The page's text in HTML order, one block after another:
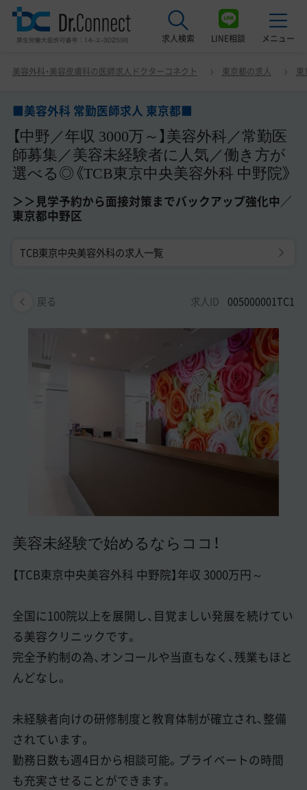
求人検索 LINE相談 メニュー
美容クリニック見学ご希望の方はこちら
サービス紹介
ドクターコネクトの強み
エージェント紹介
美容医療医師の転職お役立ちコンテンツ
美容クリニック見学・研修情報
美容外科・美容皮膚科の医師転職体験談
美容クリニックインタビュー
美容医療の転職お役立ち記事
医師採用ご担当者様・その他問い合わせ
美容外科・美容皮膚科の医師求人ドクターコネクト 東京都の求人 東
■美容外科 常勤医師求人 東京都■
【中野／年収 3000万～】美容外科／常勤医
師募集／美容未経験者に人気／働き方が
選べる◎《TCB東京中央美容外科 中野院》
＞＞見学予約から面接対策までバックアップ強化中／
東京都中野区
TCB東京中央美容外科の求人一覧
戻る 求人ID 005000001TC1
美容未経験で始めるならココ！
【TCB東京中央美容外科 中野院】年収 3000万円～
全国に100院以上を展開し、目覚ましい発展を続けてい
る美容クリニックです。
完全予約制の為、オンコールや当直もなく、残業もほと
んどなし。
未経験者向けの研修制度と教育体制が確立され、整備
されています。
勤務日数も週4日から相談可能。プライベートの時間
も充実させることができます。
■美容外科 常勤医師求人 東京都■ 【中野／年収 3000万
～】美容外科／常勤医師募集／美容未経験者に人気／働き
約から面接対策までバックアップ強化中／東京都中野区